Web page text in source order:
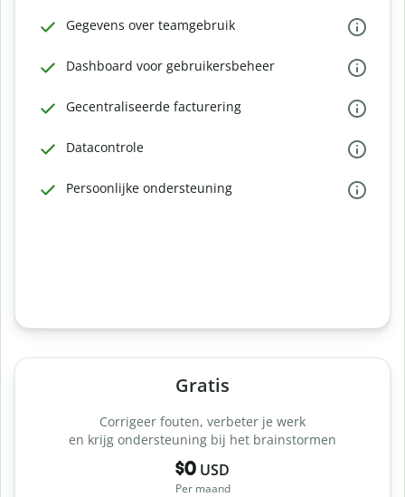
Gegevens over teamgebruik
Dashboard voor gebruikersbeheer
Gecentraliseerde facturering
Datacontrole
Persoonlijke ondersteuning
Gratis
Corrigeer fouten, verbeter je werk
en krijg ondersteuning bij het brainstormen
$0 USD
Per maand